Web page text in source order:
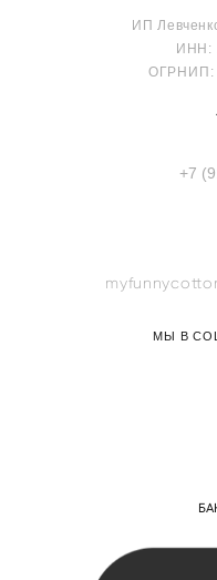
ИП
ИНН:
ОГРНИП:
+7
МЫ В